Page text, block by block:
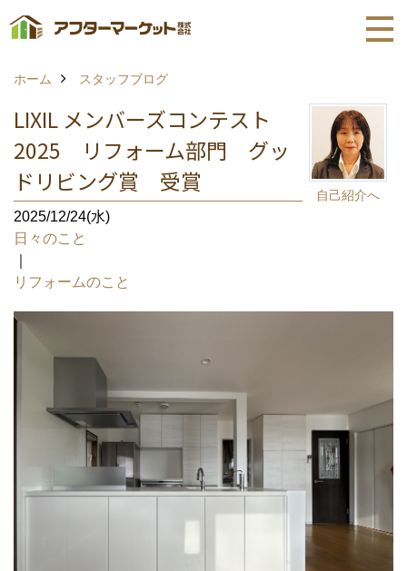
ホーム スタッフブログ
自己紹介へ
LIXIL メンバーズコンテスト
2025 リフォーム部門 グッ
ドリビング賞 受賞
2025/12/24(水)
日々のこと
リフォームのこと